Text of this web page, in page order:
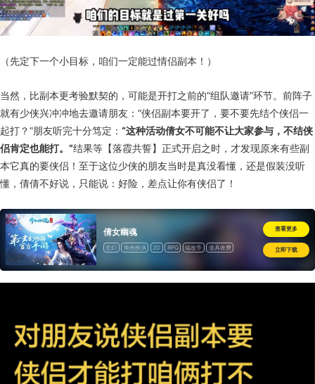
（先定下一个小目标，咱们一定能过情侣副本！）
当然，比副本更考验默契的，可能是开打之前的“组队邀请”环节。前阵子
就有少侠兴冲冲地去邀请朋友：“侠侣副本要开了，要不要先结个侠侣一
起打？”朋友听完十分笃定： “这种活动倩女不可能不让大家参与，不结侠
侣肯定也能打。”结果等【落霞共誓】正式开启之时，才发现原来有些副
本它真的要侠侣！至于这位少侠的朋友当时是真没看懂，还是假装没听
懂，倩倩不好说，只能说：好险，差点让你有侠侣了！
倩女幽魂
玄幻 角色扮演 2D RPG 端改手 道具收费
查看更多
立即下载